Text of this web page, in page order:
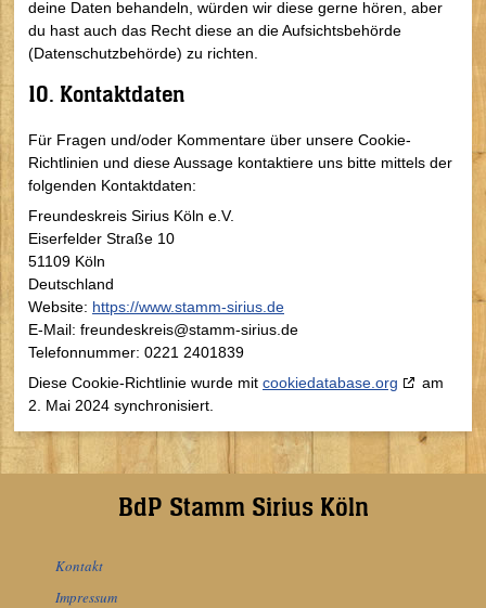
deine Daten behandeln, würden wir diese gerne hören, aber
du hast auch das Recht diese an die Aufsichtsbehörde
(Datenschutzbehörde) zu richten.
10. Kontaktdaten
Für Fragen und/oder Kommentare über unsere Cookie-
Richtlinien und diese Aussage kontaktiere uns bitte mittels der
folgenden Kontaktdaten:
Freundeskreis Sirius Köln e.V.
Eiserfelder Straße 10
51109 Köln
Deutschland
Website: https://www.stamm-sirius.de
E-Mail: freundeskreis@stamm-sirius.de
Telefonnummer: 0221 2401839
Diese Cookie-Richtlinie wurde mit cookiedatabase.org
am
2. Mai 2024 synchronisiert.
BdP Stamm Sirius Köln
Kontakt
Impressum